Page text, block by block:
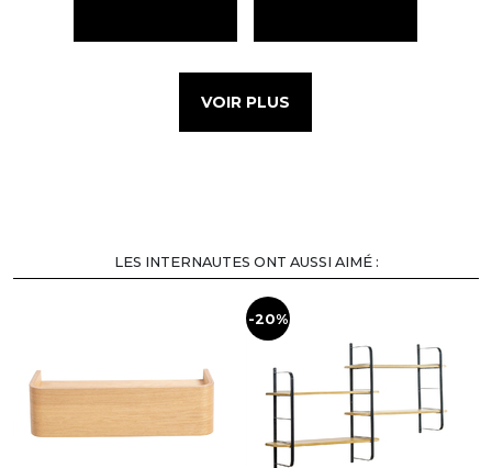
VOIR PLUS
LES INTERNAUTES ONT AUSSI AIMÉ :
-20%